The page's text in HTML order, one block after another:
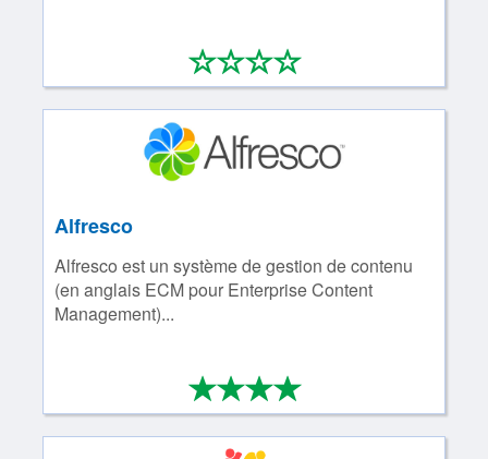
****
0/4
Alfresco
Alfresco est un système de gestion de contenu
(en anglais ECM pour Enterprise Content
Management)...
****
4/4